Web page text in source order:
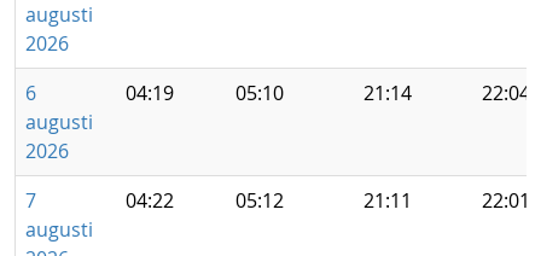
augusti
2026
6
augusti
2026
04:19 05:10 21:14 22:04
7
augusti
04:22 05:12 21:11 22:01